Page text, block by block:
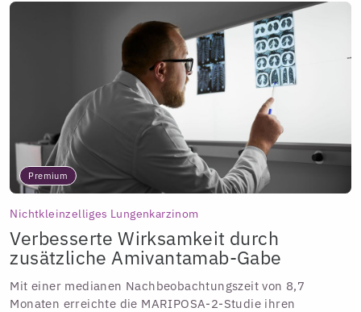
Premium
Nichtkleinzelliges Lungenkarzinom
Verbesserte Wirksamkeit durch
zusätzliche Amivantamab-Gabe
Mit einer medianen Nachbeobachtungszeit von 8,7
Monaten erreichte die MARIPOSA-2-Studie ihren